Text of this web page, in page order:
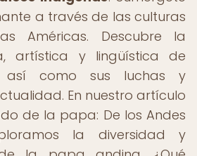
a través de las culturas
Américas. Descubre la
artística y lingüística de
así como sus luchas y
En nuestro artículo
de la papa: De los Andes
la diversidad y